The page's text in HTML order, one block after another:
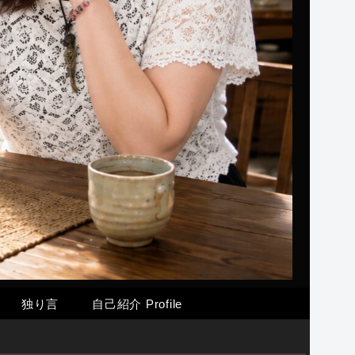
独り言 自己紹介 Profile